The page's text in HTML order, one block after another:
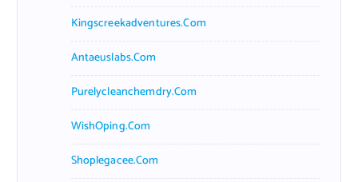
Kingscreekadventures.com
Antaeuslabs.com
Purelycleanchemdry.com
WishOping.com
Shoplegacee.com